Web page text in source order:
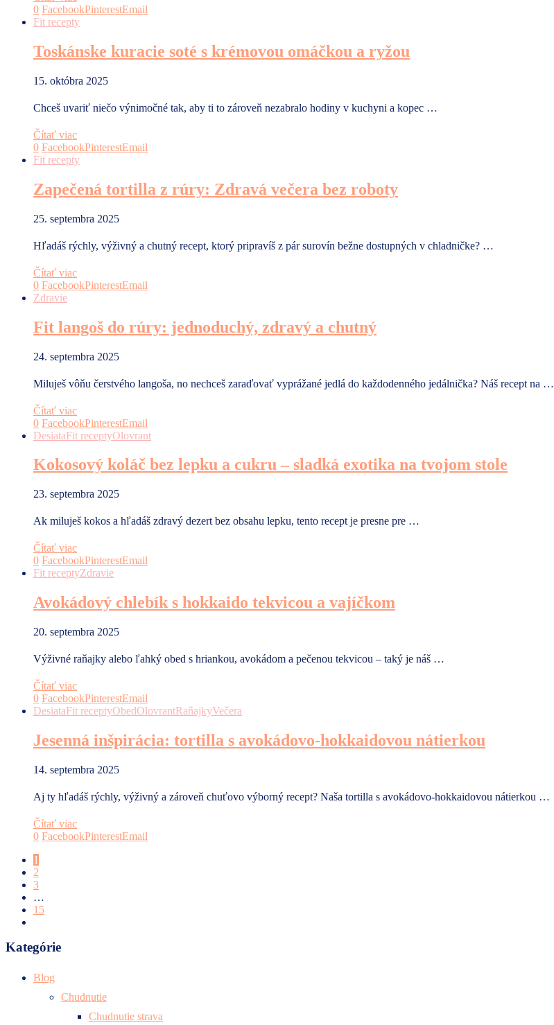
0 FacebookPinterestEmail
Fit recepty
Toskánske kuracie soté s krémovou omáčkou a ryžou
15. októbra 2025
Chceš uvariť niečo výnimočné tak, aby ti to zároveň nezabralo hodiny v kuchyni a kopec …
Čítať viac
0 FacebookPinterestEmail
Fit recepty
Zapečená tortilla z rúry: Zdravá večera bez roboty
25. septembra 2025
Hľadáš rýchly, výživný a chutný recept, ktorý pripravíš z pár surovín bežne dostupných v chladničke? …
Čítať viac
0 FacebookPinterestEmail
Zdravie
Fit langoš do rúry: jednoduchý, zdravý a chutný
24. septembra 2025
Miluješ vôňu čerstvého langoša, no nechceš zaraďovať vyprážané jedlá do každodenného jedálnička? Náš recept na …
Čítať viac
0 FacebookPinterestEmail
DesiataFit receptyOlovrant
Kokosový koláč bez lepku a cukru – sladká exotika na tvojom stole
23. septembra 2025
Ak miluješ kokos a hľadáš zdravý dezert bez obsahu lepku, tento recept je presne pre …
Čítať viac
0 FacebookPinterestEmail
Fit receptyZdravie
Avokádový chlebík s hokkaido tekvicou a vajíčkom
20. septembra 2025
Výživné raňajky alebo ľahký obed s hriankou, avokádom a pečenou tekvicou – taký je náš …
Čítať viac
0 FacebookPinterestEmail
DesiataFit receptyObedOlovrantRaňajkyVečera
Jesenná inšpirácia: tortilla s avokádovo-hokkaidovou nátierkou
14. septembra 2025
Aj ty hľadáš rýchly, výživný a zároveň chuťovo výborný recept? Naša tortilla s avokádovo-hokkaidovou nátierkou …
Čítať viac
0 FacebookPinterestEmail
1
2
3
…
15
Kategórie
Blog
Chudnutie
Chudnutie strava